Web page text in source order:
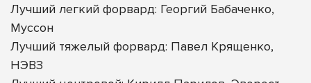
Лучший легкий форвард: Георгий Бабаченко,
Муссон
Лучший тяжелый форвард: Павел Крященко,
НЭВЗ